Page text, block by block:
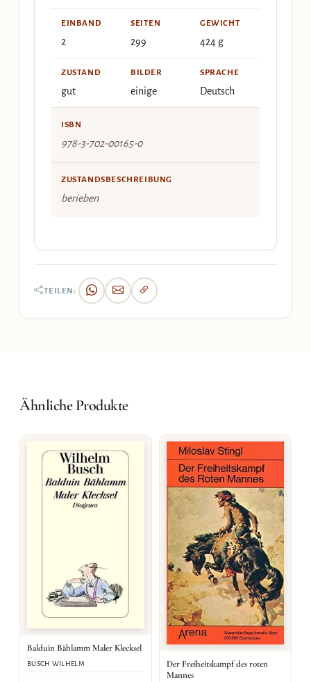
EINBAND
2
SEITEN
299
GEWICHT
424 g
ZUSTAND
gut
BILDER
einige
SPRACHE
Deutsch
ISBN
978-3-702-00165-0
ZUSTANDSBESCHREIBUNG
berieben
TEILEN:
Ähnliche Produkte
Balduin Bählamm Maler Klecksel
BUSCH WILHELM
Der Freiheitskampf des roten
Mannes